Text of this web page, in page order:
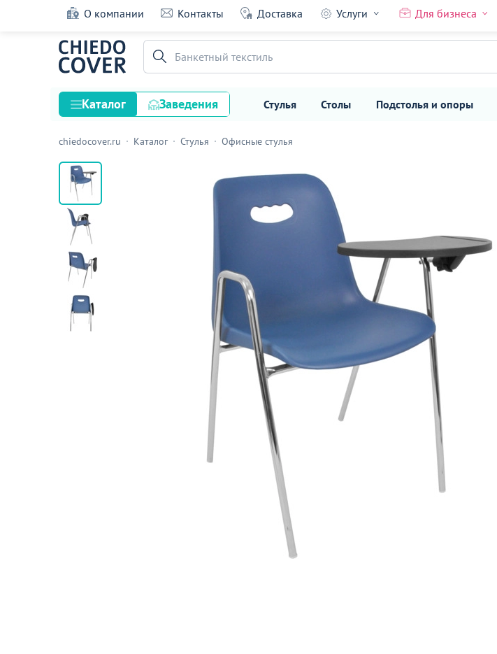
О компании Контакты Доставка Услуги Для бизнеса
Банкетный текстиль
Каталог Заведения Стулья Столы Подстолья и опоры
Стулья
Столы
Подстолья и опоры
Столешницы
Текстиль
Кресла
Диваны
Лофт
Стул ВЕНЕЗИА (НА 4 НОЖКАХ С ПОДЛОКОТНИКАМИ
И СТОЛИКОМ), синий
13 390
chiedocover.ru Каталог Стулья Офисные стулья